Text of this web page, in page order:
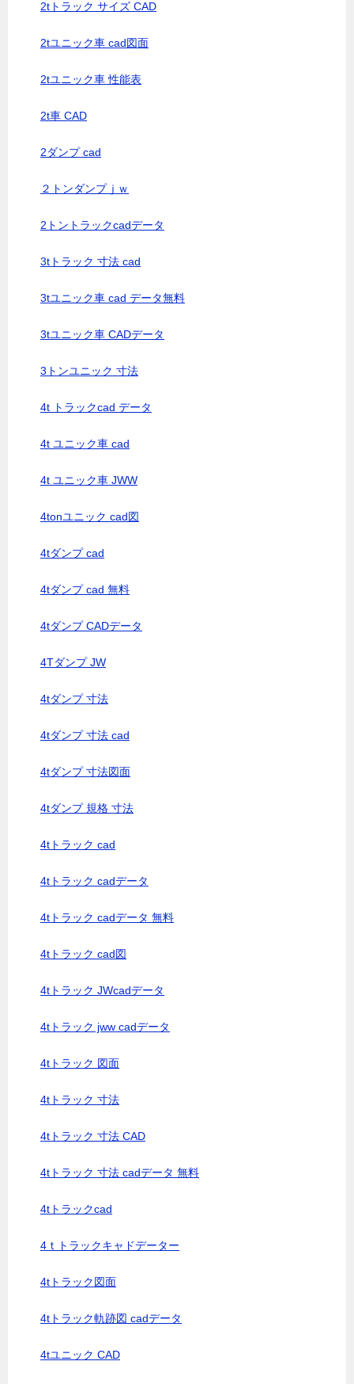
2tトラック サイズ CAD
2tユニック車 cad図面
2tユニック車 性能表
2t車 CAD
2ダンプ cad
２トンダンプｊｗ
2トントラックcadデータ
3tトラック 寸法 cad
3tユニック車 cad データ無料
3tユニック車 CADデータ
3トンユニック 寸法
4t トラックcad データ
4t ユニック車 cad
4t ユニック車 JWW
4tonユニック cad図
4tダンプ cad
4tダンプ cad 無料
4tダンプ CADデータ
4Tダンプ JW
4tダンプ 寸法
4tダンプ 寸法 cad
4tダンプ 寸法図面
4tダンプ 規格 寸法
4tトラック cad
4tトラック cadデータ
4tトラック cadデータ 無料
4tトラック cad図
4tトラック JWcadデータ
4tトラック jww cadデータ
4tトラック 図面
4tトラック 寸法
4tトラック 寸法 CAD
4tトラック 寸法 cadデータ 無料
4tトラックcad
4ｔトラックキャドデーター
4tトラック図面
4tトラック軌跡図 cadデータ
4tユニック CAD